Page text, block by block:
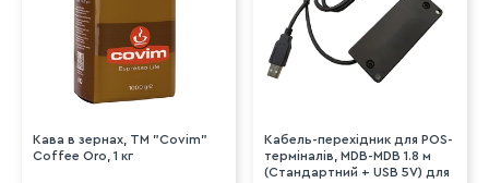
Кава в зернах, ТМ "Covim"
Coffee Oro, 1 кг
Кабель-перехідник для POS-
терміналів, MDB-MDB 1.8 м
(Стандартний + USB 5V) для